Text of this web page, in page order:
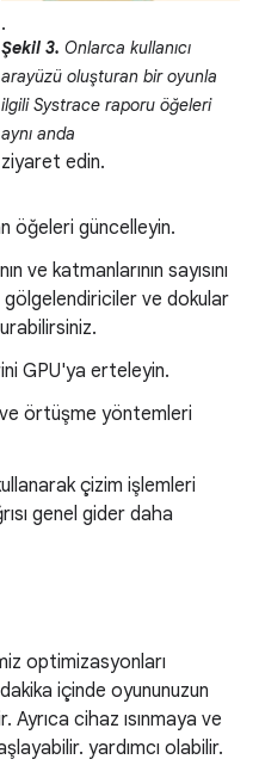
.
Şekil 3. Onlarca kullanıcı
arayüzü oluşturan bir oyunla
ilgili Systrace raporu öğeleri
aynı anda
ziyaret edin.
öğeleri güncelleyin.
ve katmanlarının sayısını
gölgelendiriciler ve dokular
GPU'ya erteleyin.
örtüşme yöntemleri
çizim işlemleri
genel gider daha
optimizasyonları
içinde oyununuzun
Ayrıca cihaz ısınmaya ve
yardımcı olabilir.